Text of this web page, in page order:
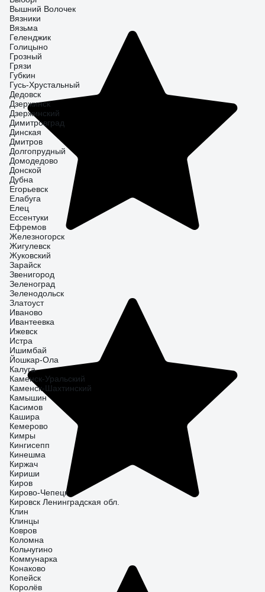
Вышний Волочек
Вязники
Вязьма
Геленджик
Голицыно
Грозный
Грязи
Губкин
Гусь-Хрустальный
Дедовск
Дзержинск
Дзержинский
Димитровград
Динская
Дмитров
Долгопрудный
Домодедово
Донской
Дубна
Егорьевск
Елабуга
Елец
Ессентуки
Ефремов
Железногорск
Жигулевск
Жуковский
Зарайск
Звенигород
Зеленоград
Зеленодольск
Златоуст
Иваново
Ивантеевка
Ижевск
Истра
Ишимбай
Йошкар-Ола
Калуга
Каменск-Уральский
Каменск-Шахтинский
Камышин
Касимов
Кашира
Кемерово
Кимры
Кингисепп
Кинешма
Киржач
Кириши
Киров
Кирово-Чепецк
Кировск Ленинградская обл.
Клин
Клинцы
Ковров
Коломна
Кольчугино
Коммунарка
Конаково
Копейск
Королёв